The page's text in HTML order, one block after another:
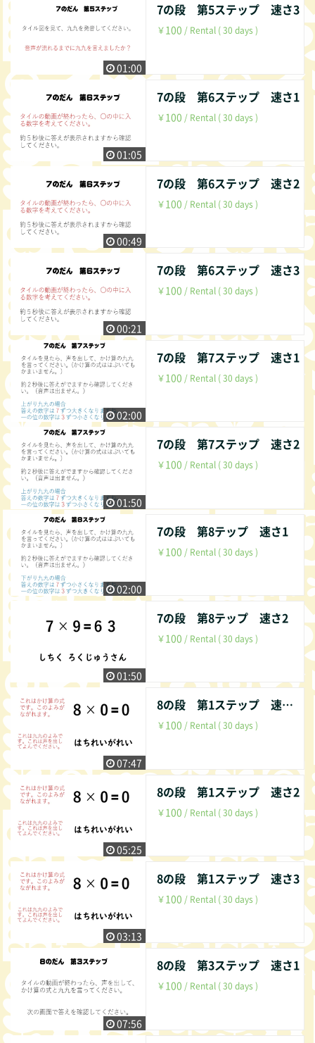
01:00
7の段 第5ステップ 速さ3
￥100 / Rental ( 30 days )
01:05
7の段 第6ステップ 速さ1
￥100 / Rental ( 30 days )
00:49
7の段 第6ステップ 速さ2
￥100 / Rental ( 30 days )
00:21
7の段 第6ステップ 速さ3
￥100 / Rental ( 30 days )
02:00
7の段 第7ステップ 速さ1
￥100 / Rental ( 30 days )
01:50
7の段 第7ステップ 速さ2
￥100 / Rental ( 30 days )
02:00
7の段 第8テップ 速さ1
￥100 / Rental ( 30 days )
01:50
7の段 第8テップ 速さ2
￥100 / Rental ( 30 days )
07:47
8の段 第1ステップ 速さ１
￥100 / Rental ( 30 days )
05:25
8の段 第1ステップ 速さ2
￥100 / Rental ( 30 days )
03:13
8の段 第1ステップ 速さ3
￥100 / Rental ( 30 days )
07:56
8の段 第3ステップ 速さ1
￥100 / Rental ( 30 days )